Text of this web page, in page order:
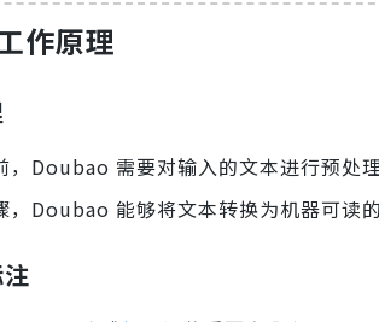
作原理
，Doubao 需要对输入的文本进行预处
，Doubao 能够将文本转换为机器可读